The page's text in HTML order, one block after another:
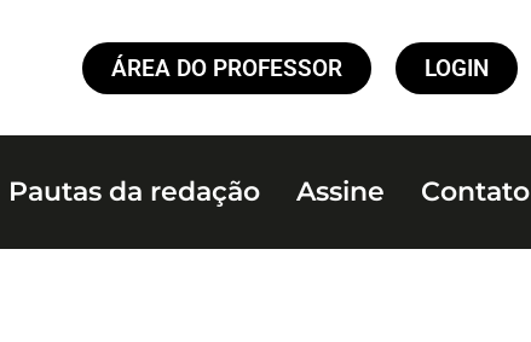
ÁREA DO PROFESSOR LOGIN
Pautas da redação Assine Contato